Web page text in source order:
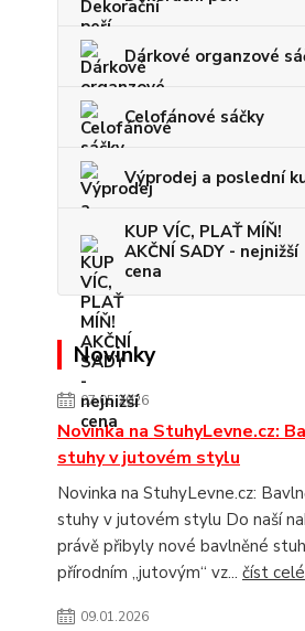
Dárkové organzové
Celofánové sáčky
Výprodej a poslední
KUP VÍC, PLAŤ MÍŇ!
AKČNÍ SADY - nejnižší
cena
Novinky
07.05.2026
Novinka na StuhyLevne.cz:
stuhy v jutovém stylu
Novinka na StuhyLevne.cz:
stuhy v jutovém stylu Do naší
právě přibyly nové bavlněné
přírodním „jutovým“ vz... číst celé
09.01.2026